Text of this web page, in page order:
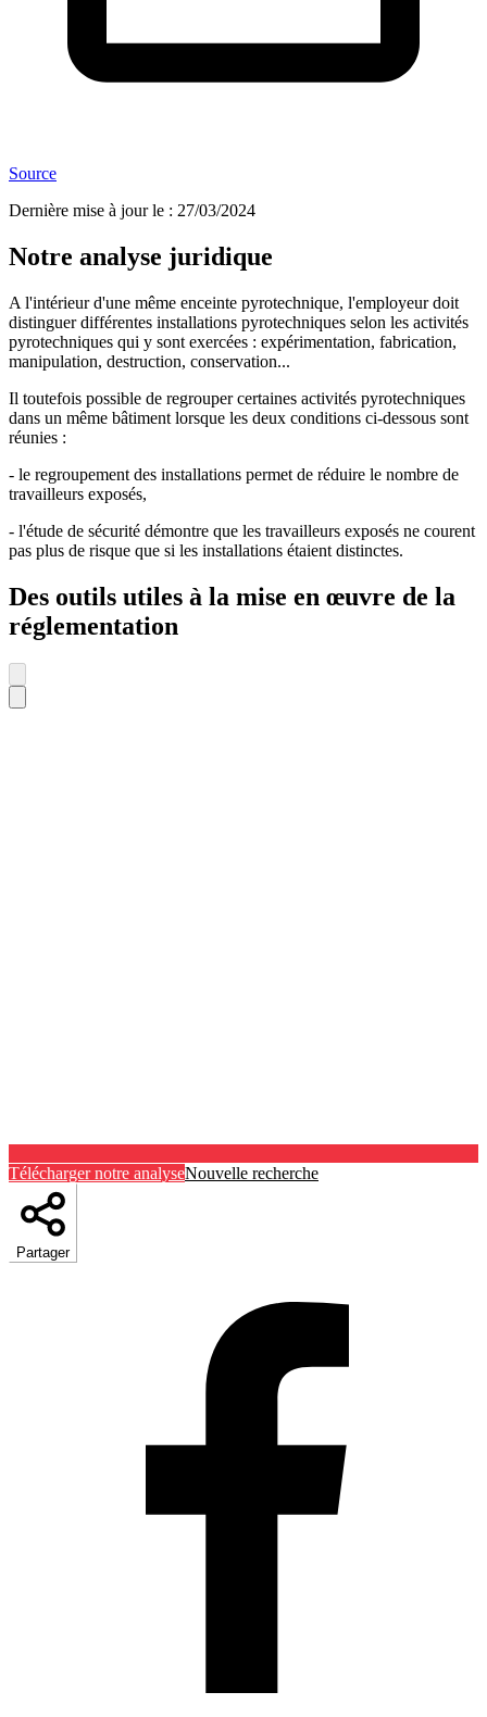
Source
Dernière mise à jour le : 27/03/2024
Notre analyse juridique
A l'intérieur d'une même enceinte pyrotechnique, l'employeur doit
distinguer différentes installations pyrotechniques selon les activités
pyrotechniques qui y sont exercées : expérimentation, fabrication,
manipulation, destruction, conservation...
Il toutefois possible de regrouper certaines activités pyrotechniques
dans un même bâtiment lorsque les deux conditions ci-dessous sont
réunies :
- le regroupement des installations permet de réduire le nombre de
travailleurs exposés,
- l'étude de sécurité démontre que les travailleurs exposés ne courent
pas plus de risque que si les installations étaient distinctes.
Des outils utiles à la mise en œuvre de la
réglementation
Télécharger notre analyseNouvelle recherche
Partager